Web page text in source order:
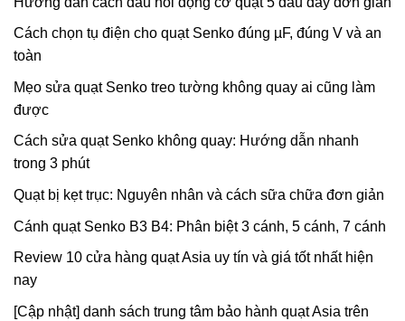
Cách chọn tụ điện cho quạt Senko đúng µF, đúng V và an
toàn
Mẹo sửa quạt Senko treo tường không quay ai cũng làm
được
Cách sửa quạt Senko không quay: Hướng dẫn nhanh
trong 3 phút
Quạt bị kẹt trục: Nguyên nhân và cách sữa chữa đơn giản
Cánh quạt Senko B3 B4: Phân biệt 3 cánh, 5 cánh, 7 cánh
Review 10 cửa hàng quạt Asia uy tín và giá tốt nhất hiện
nay
[Cập nhật] danh sách trung tâm bảo hành quạt Asia trên